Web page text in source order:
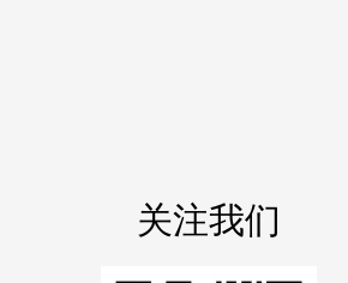
关注我们